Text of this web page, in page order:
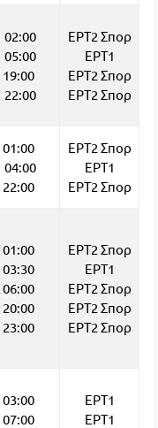
02:00
05:00
19:00
22:00
ΕΡΤ2 Σπορ
ΕΡΤ1
ΕΡΤ2 Σπορ
ΕΡΤ2 Σπορ
01:00
04:00
22:00
ΕΡΤ2 Σπορ
ΕΡΤ1
ΕΡΤ2 Σπορ
01:00
03:30
06:00
20:00
23:00
ΕΡΤ2 Σπορ
ΕΡΤ1
ΕΡΤ2 Σπορ
ΕΡΤ2 Σπορ
ΕΡΤ2 Σπορ
03:00
07:00
ΕΡΤ1
ΕΡΤ1